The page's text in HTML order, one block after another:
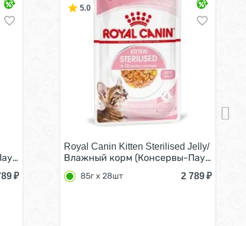
(цена за упаковку) 85г х 28шт
в возрасте от 4 до 12 месяцев в Желе (цена
Роял Канин Киттен Стерилайзд для
₽
5.0
Royal Canin Kitten Sterilised Jelly/
Влажный корм (Консервы-Паучи) Роял
85г х 28шт 2 789₽